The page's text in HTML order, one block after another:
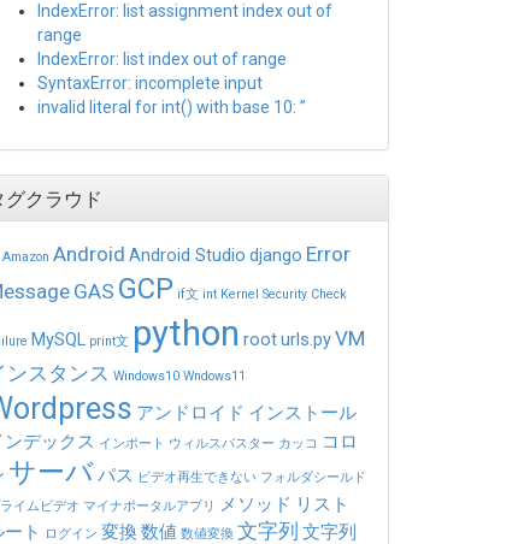
IndexError: list assignment index out of
range
IndexError: list index out of range
SyntaxError: incomplete input
invalid literal for int() with base 10: ”
グクラウド
Amazon Android Android Studio django Error
GAS GCP if文 int Kernel Security Check
MySQL print文 python rooturls.pyVM
ンスタンス Windows10 Wndows11
アンドロイド インストール
ンデックス インポート ウィルスバスター カッコ コロ
サーバパス ビデオ再生できない フォルダシールド
イムビデオ マイナポータルアプリ メソッド リスト
ート
ログイン 変換 数値 数値変換 文字列 文字列